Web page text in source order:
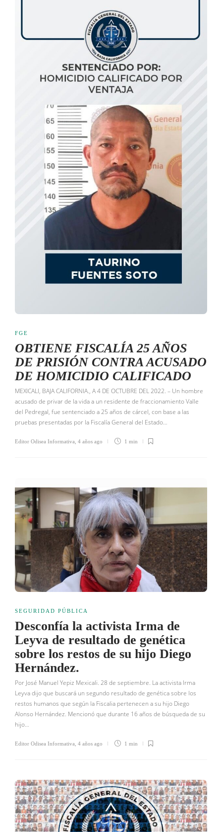
FGE
OBTIENE FISCALÍA 25 AÑOS
DE PRISIÓN CONTRA ACUSADO
DE HOMICIDIO CALIFICADO
MEXICALI, BAJA CALIFORNIA., A 4 DE OCTUBRE DEL 2022. – Un hombre
acusado de privar de la vida a un residente de fraccionamiento Valle
del Pedregal, fue sentenciado a 25 años de cárcel, con base a las
pruebas presentadas por la Fiscalía General del Estado…
Editor Odisea Informativa 4 años ago 1 min
SEGURIDAD PÚBLICA
Desconfía la activista Irma de
Leyva de resultado de genética
sobre los restos de su hijo Diego
Hernández.
Por José Manuel Yepiz Mexicali. 28 de septiembre. La activista Irma
Leyva dijo que buscará un segundo resultado de genética sobre los
restos humanos que según la Fiscalia pertenecen a su hijo Diego
Alonso Hernández. Mencionó que durante 16 años de búsqueda de su
hijo…
Editor Odisea Informativa, 4 años ago 1 min